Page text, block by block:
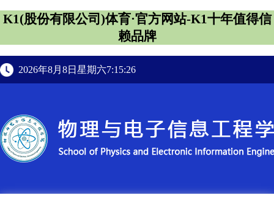
K1(股份有限公司)体育·官方网站-K1十年值得信
赖品牌
2026年8月8日星期六7:15:27